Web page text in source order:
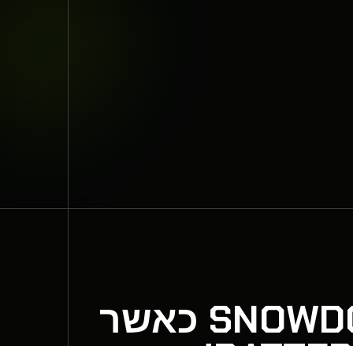
מה שתוכלו לקבל מה- SNOWDOWN CHESTS כאשר